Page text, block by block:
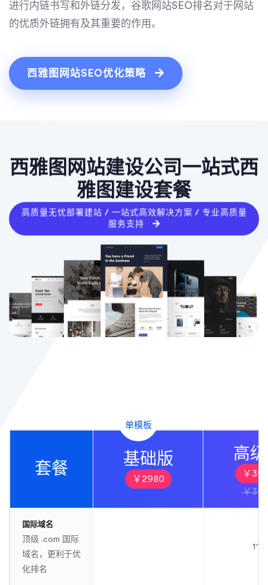
进行内链书写和外链分发，谷歌网站SEO排名对于网站
的优质外链拥有及其重要的作用。
西雅图网站SEO优化策略
西雅图网站建设公司一站式西
雅图建设套餐
高质量无忧部署建站 / 一站式高效解决方案 / 专业高质量
服务支持
套餐
基础版
单模板
￥2980
高
￥
￥
国际域名
顶级 .com 国际
域名，更利于优
化排名
1个